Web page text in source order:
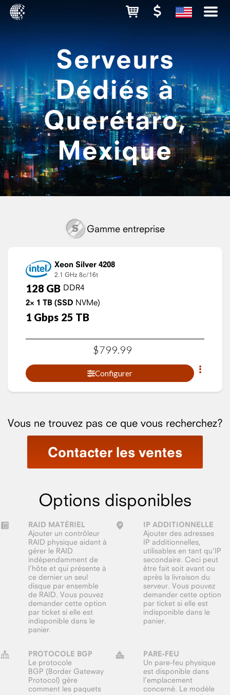
Serveurs
Dédiés à
Querétaro,
Mexique
Gamme entreprise
Xeon Silver 4208
2.1 GHz 8c/16t
128 GB DDR4
2× 1 TB (SSD NVMe)
1 Gbps 25 TB
$799.99
Configurer
Vous ne trouvez pas ce que vous recherchez?
Contacter les ventes
Options disponibles
RAID MATÉRIEL
Ajouter un contrôleur
RAID physique aidant à
gérer le RAID
indépendamment de
l’hôte et qui présente à
ce dernier un seul
disque par ensemble
de RAID. Vous pouvez
demander cette option
par ticket si elle est
indisponible dans le
panier.
IP ADDITIONNELLE
Ajouter des adresses
IP additionnelles,
utilisables en tant qu’IP
secondaire. Ceci peut
être fait soit avant ou
après la livraison du
serveur. Vous pouvez
demander cette option
par ticket si elle est
indisponible dans le
panier.
PROTOCOLE BGP
Le protocole
BGP (Border Gateway
Protocol) gère
comment les paquets
PARE-FEU
Un pare-feu physique
est disponible dans
l’emplacement
concerné. Le modèle